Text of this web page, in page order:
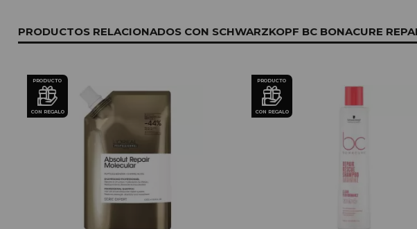
PRODUCTOS RELACIONADOS CON SCHWARZKOPF BC BONACURE
PRODUCTO
CON REGALO
PRODUCTO
CON REGALO